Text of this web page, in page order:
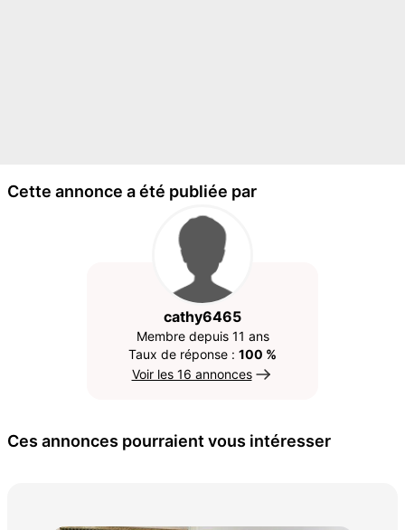
Cette annonce a été publiée par
cathy6465
Membre depuis 11 ans
Taux de réponse : 100 %
Voir les 16 annonces
Ces annonces pourraient vous intéresser